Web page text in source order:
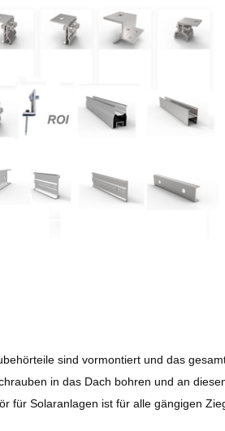
sind vormontiert und das
in das Dach bohren und an
für Solaranlagen ist für alle gängigen